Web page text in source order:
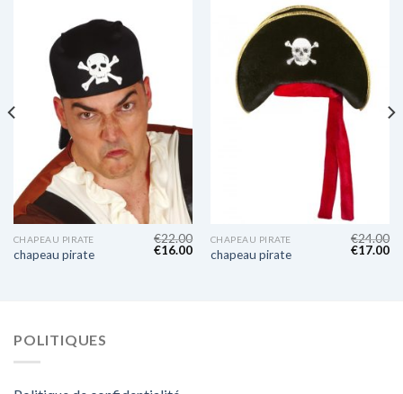
CHAPEAU PIRATE
chapeau pirate
€22.00
€16.00
CHAPEAU PIRATE
chapeau pirate
€24.00
€17.00
POLITIQUES